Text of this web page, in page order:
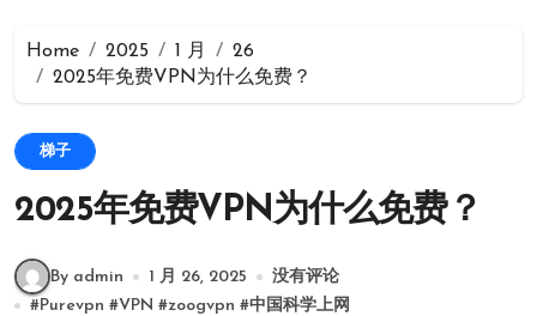
Home 2025 1 月
26
2025年免费VPN为什么免费？
梯子
2025年免费VPN为什么免费？
By admin 1 月 26, 2025
没有评论
#Purevpn #VPN #zoogvpn #中国科学上网